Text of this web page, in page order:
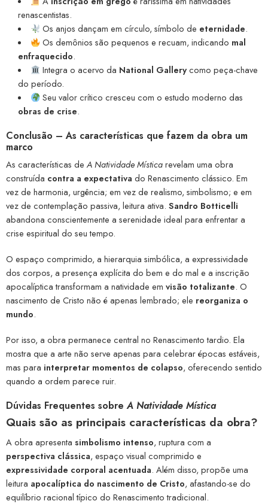
renascentistas.
Os anjos dançam em círculo, símbolo de eternidade.
Os demônios são pequenos e recuam, indicando mal
enfraquecido.
Integra o acervo da National Gallerycomo peça-chave
do período.
Seu valor crítico cresceu com o estudo moderno das
obras de crise.
Conclusão – As características que fazem da obra um
marco
As características de A Natividade Místicarevelam uma obra
construída contra a expectativa do Renascimento clássico. Em
vez de harmonia, urgência; em vez de realismo, simbolismo; e em
vez de contemplação passiva, leitura ativa. Sandro Botticelli
abandona conscientemente a serenidade ideal para enfrentar a
crise espiritual do seu tempo.
O espaço comprimido, a hierarquia simbólica, a expressividade
dos corpos, a presença explícita do bem e do mal e a inscrição
apocalíptica transformam a natividade em visão totalizante. O
nascimento de Cristo não é apenas lembrado; ele reorganiza o
mundo.
Por isso, a obra permanece central no Renascimento tardio. Ela
mostra que a arte não serve apenas para celebrar épocas estáveis,
mas para interpretar momentos de colapso, oferecendo sentido
quando a ordem parece ruir.
Dúvidas Frequentes sobreA Natividade Mística
Quais são as principais características da obra?
A obra apresenta simbolismo intenso, ruptura com a
perspectiva clássica, espaço visual comprimido e
expressividade corporal acentuada. Além disso, propõe uma
leitura apocalíptica do nascimento de Cristo, afastando-se do
equilíbrio racional típico do Renascimento tradicional.